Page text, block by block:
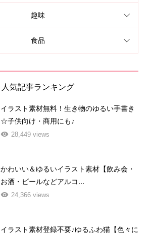
趣味
食品
人気記事ランキング
イラスト素材無料！生き物のゆるい手書き
☆子供向け・商用にも♪
28,449 views
かわいい＆ゆるいイラスト素材【飲み会・
お酒・ビールなどアルコ...
24,366 views
イラスト素材登録不要♪ゆるふわ猫【色々に